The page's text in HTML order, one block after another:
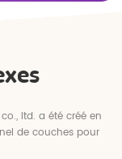
ltd. a été créé en
de couches pour